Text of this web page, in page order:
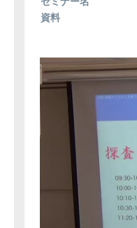
資料